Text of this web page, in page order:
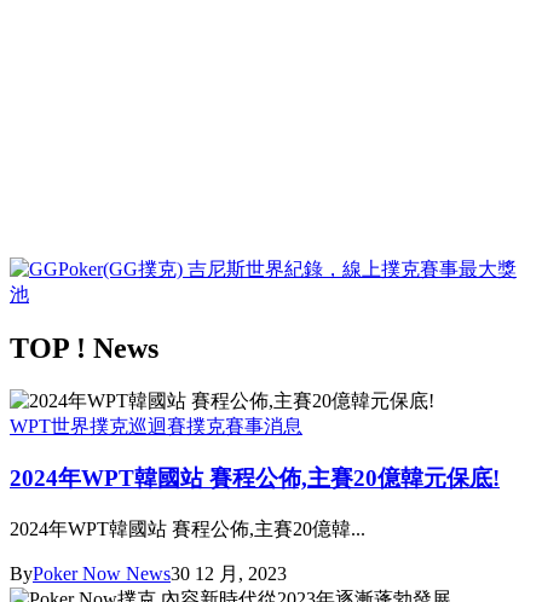
TOP ! News
WPT世界撲克巡迴賽撲克賽事消息
2024年WPT韓國站 賽程公佈,主賽20億韓元保底!
2024年WPT韓國站 賽程公佈,主賽20億韓...
ByPoker Now News30 12 月, 2023